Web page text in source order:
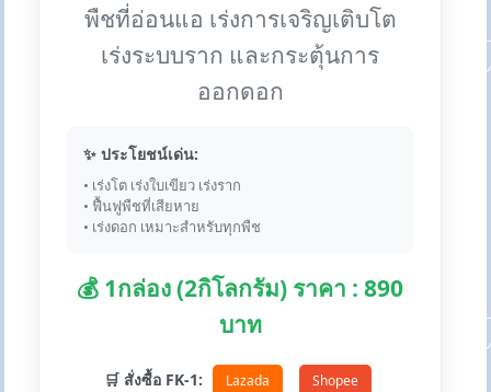
พืชที่อ่อนแอ เร่งการเจริญเติบโต
เร่งระบบราก และกระตุ้นการ
ออกดอก
✨ ประโยชน์เด่น:
• เร่งโต เร่งใบเขียว เร่งราก
• ฟื้นฟูพืชที่เสียหาย
• เร่งดอก เหมาะสำหรับทุกพืช
💰 1กล่อง (2กิโลกรัม) ราคา : 890
บาท
🛒 สั่งซื้อ FK-1: Lazada Shopee